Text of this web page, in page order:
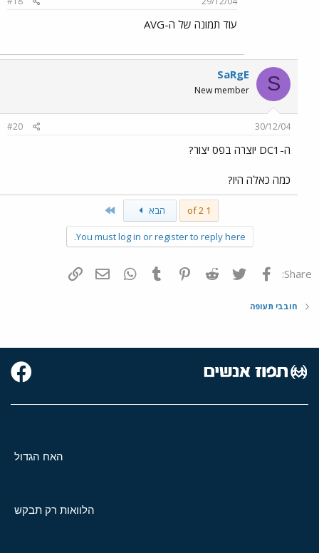
עוד תמונה של ה-AVG
S
SaRgE
New member
30/12/04
#20
ה-DC1 יוצרה בפס יצור?
כמה כאלה היו?
1 of 2 הבא
You must log in or register to reply here.
Share: פייסבוק Twitter
Reddit
Pinterest
Tumblr
WhatsAppדואר אלקטרוני
חובבי תעופה
האח הגדול
הלוואות רק תבקש